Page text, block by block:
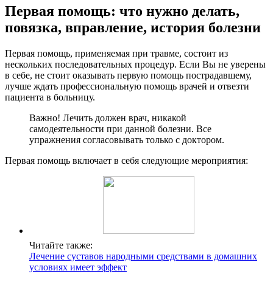
Первая помощь: что нужно делать,
повязка, вправление, история болезни
Первая помощь, применяемая при травме, состоит из
нескольких последовательных процедур. Если Вы не уверены
в себе, не стоит оказывать первую помощь пострадавшему,
лучше ждать профессиональную помощь врачей и отвезти
пациента в больницу.
Важно! Лечить должен врач, никакой
самодеятельности при данной болезни. Все
упражнения согласовывать только с доктором.
Первая помощь включает в себя следующие мероприятия:
Читайте также:
Лечение суставов народными средствами в домашних
условиях имеет эффект